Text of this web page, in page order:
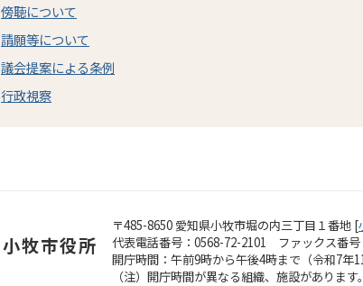
傍聴について
請願等について
議会提案による条例
行政視察
小牧市役所
〒485-8650 愛知県小牧市堀の内三丁目１番地 [
代表電話番号：0568-72-2101 ファックス番
開庁時間：午前9時から午後4時まで（令和7年
（注）開庁時間が異なる組織、施設があります。